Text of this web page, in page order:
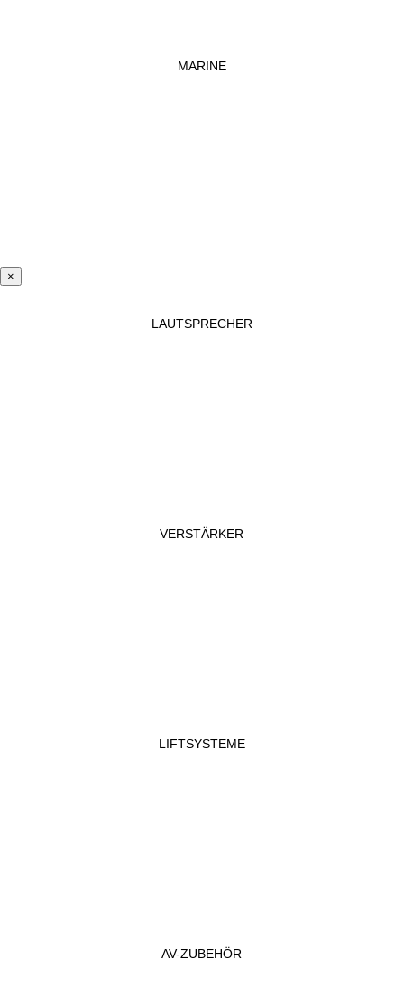
MARINE
×
LAUTSPRECHER
VERSTÄRKER
LIFTSYSTEME
AV-ZUBEHÖR